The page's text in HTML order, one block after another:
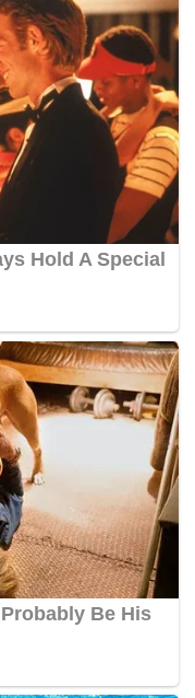
sebagai wadah
diyakini dalam
– MYNEWSHUB
Sosial
setia